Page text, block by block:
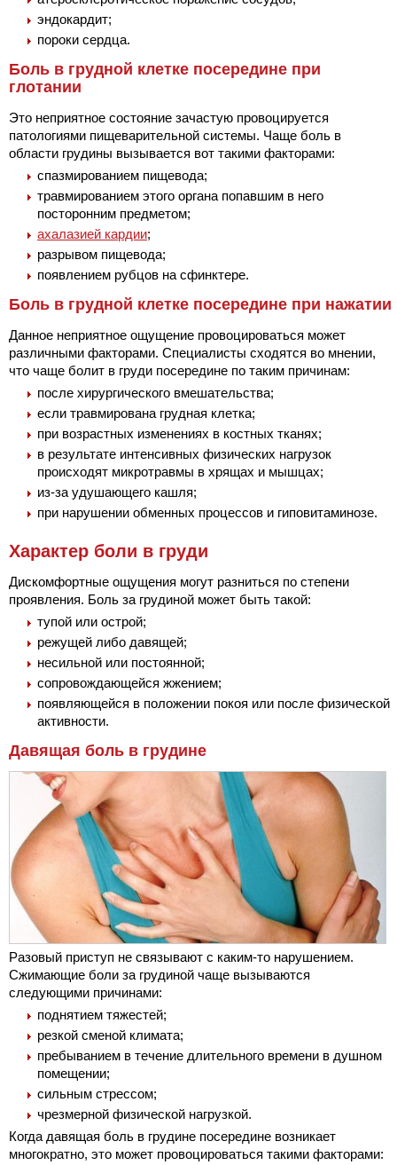
эндокардит;
пороки сердца.
Боль в грудной клетке посередине при
глотании
Это неприятное состояние зачастую провоцируется
патологиями пищеварительной системы. Чаще боль в
области грудины вызывается вот такими факторами:
спазмированием пищевода;
травмированием этого органа попавшим в него
посторонним предметом;
ахалазией кардии;
разрывом пищевода;
появлением рубцов на сфинктере.
Боль в грудной клетке посередине при нажатии
Данное неприятное ощущение провоцироваться может
различными факторами. Специалисты сходятся во мнении,
что чаще болит в груди посередине по таким причинам:
после хирургического вмешательства;
если травмирована грудная клетка;
при возрастных изменениях в костных тканях;
в результате интенсивных физических нагрузок
происходят микротравмы в хрящах и мышцах;
из-за удушающего кашля;
при нарушении обменных процессов и гиповитаминозе.
Характер боли в груди
Дискомфортные ощущения могут разниться по степени
проявления. Боль за грудиной может быть такой:
тупой или острой;
режущей либо давящей;
несильной или постоянной;
сопровождающейся жжением;
появляющейся в положении покоя или после физической
активности.
Давящая боль в грудине
Разовый приступ не связывают с каким-то нарушением.
Сжимающие боли за грудиной чаще вызываются
следующими причинами:
поднятием тяжестей;
резкой сменой климата;
пребыванием в течение длительного времени в душном
помещении;
сильным стрессом;
чрезмерной физической нагрузкой.
Когда давящая боль в грудине посередине возникает
многократно, это может провоцироваться такими факторами: